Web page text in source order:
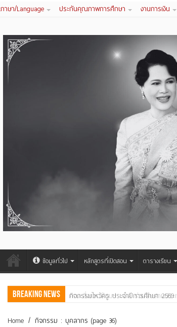
ภาษา/Language ประกันคุณภาพการศึกษา งานการเงิน
ข้อมูลทั่วไป หลักสูตรที่เปิดสอน ตารางเรียน
Breaking News คณะสิ่งแวดล้อมฯ มมส ร่วมสืบสานปร
Home / กิจกรรม : บุคลากร (page 36)